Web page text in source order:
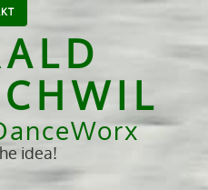
idea!